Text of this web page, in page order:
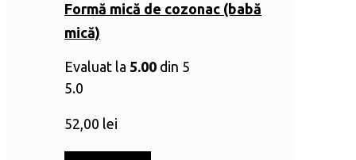
Formă mică de cozonac (babă
mică)
Evaluat la 5.00 din 5
5.0
52,00 lei